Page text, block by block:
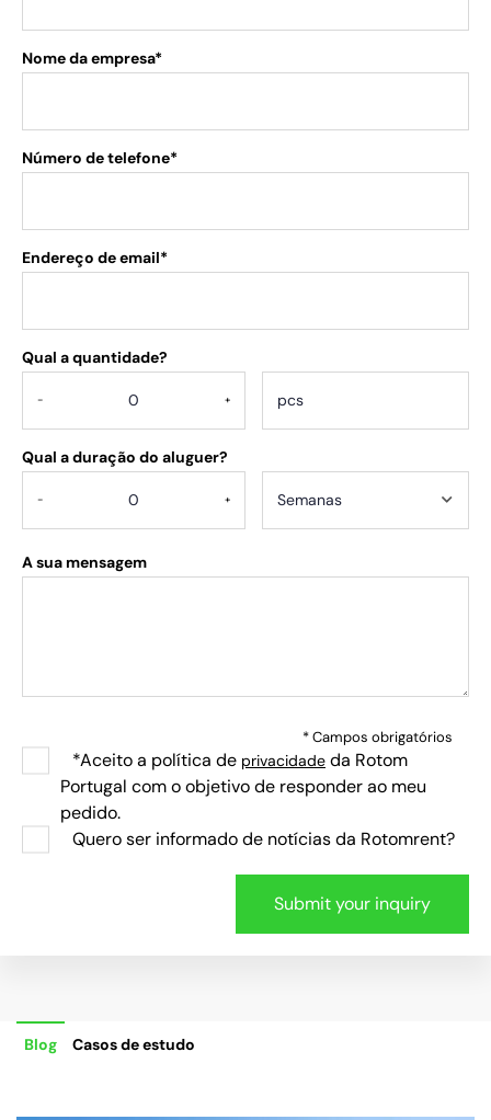
Nome da empresa*
Número de telefone*
Endereço de email*
Qual a quantidade?
- +
Qual a duração do aluguer?
- +
A sua mensagem
* Campos obrigatórios
*Aceito a política de privacidade da Rotom
Portugal com o objetivo de responder ao meu
pedido.
Quero ser informado de notícias da Rotomrent?
Blog Casos de estudo